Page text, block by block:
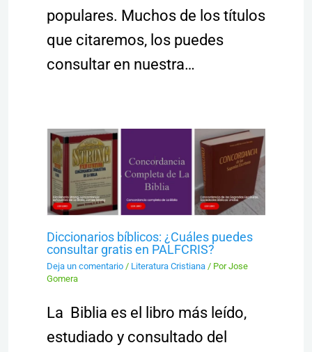
populares. Muchos de los títulos
que citaremos, los puedes
consultar en nuestra…
Diccionarios bíblicos: ¿Cuáles puedes
consultar gratis en PALFCRIS?
Deja un comentario / Literatura Cristiana/ PorJose
Gomera
La Biblia es el libro más leído,
estudiado y consultado del